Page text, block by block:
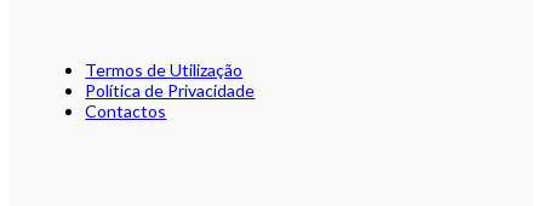
Termos de Utilização
Política de Privacidade
Contactos